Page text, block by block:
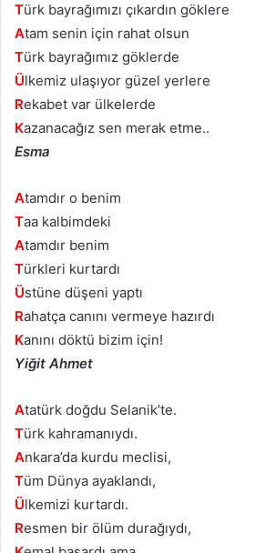
Türk bayrağımızı çıkardın göklere
Atam senin için rahat olsun
Türk bayrağımız göklerde
Ülkemiz ulaşıyor güzel yerlere
Rekabet var ülkelerde
Kazanacağız sen merak etme..
Esma
Atamdır o benim
Taa kalbimdeki
Atamdır benim
Türkleri kurtardı
Üstüne düşeni yaptı
Rahatça canını vermeye hazırdı
Kanını döktü bizim için!
Yiğit Ahmet
Atatürk doğdu Selanik’te.
Türk kahramanıydı.
Ankara’da kurdu meclisi,
Tüm Dünya ayaklandı,
Ülkemizi kurtardı.
Resmen bir ölüm durağıydı,